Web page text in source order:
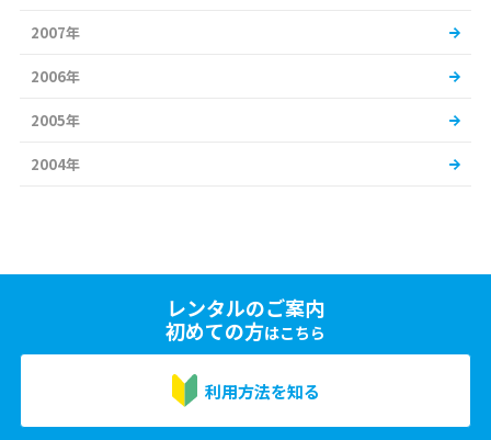
2007年
2006年
2005年
2004年
レンタルのご案内
初めての方はこちら
利用方法を知る